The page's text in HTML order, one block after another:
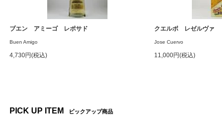
ブエン アミーゴ レポサド
Buen Amigo
4,730円(税込)
クエルボ レゼルヴァ
Jose Cuervo
11,000円(税込)
PICK UP ITEM ピックアップ商品